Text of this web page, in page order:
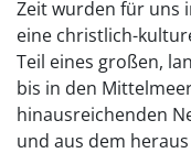
Zeit wurden für uns
eine christlich-
Teil eines großen,
bis in den
hinausreichenden
und aus dem